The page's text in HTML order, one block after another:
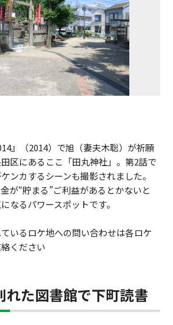
』（2014）で旭（妻夫木聡）が祈願
区にあるここ「田丸神社」。第2話で
ンカするシーンも撮影されました。
が“貯まる”ご利益があるとかないと
なるパワースポットです。
いるロケ地への問い合わせは各ロケ
ください
れた図書館で下町読書